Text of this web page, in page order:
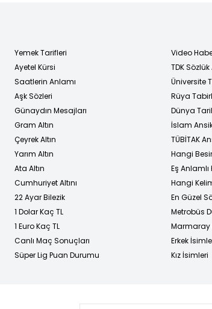
Yemek Tarifleri
Ayetel Kürsi
Saatlerin Anlamı
Aşk Sözleri
Günaydın Mesajları
Gram Altın
Çeyrek Altın
Yarım Altın
Ata Altın
Cumhuriyet Altını
22 Ayar Bilezik
1 Dolar Kaç TL
1 Euro Kaç TL
Canlı Maç Sonuçları
Süper Lig Puan Durumu
Video
TDK
Üniversite
Rüya
Dünya
İslam
TÜBİTAK
Hangi
Eş
Hangi
En Güzel
Metrobüs
Marmaray
Erkek
Kız İsimleri